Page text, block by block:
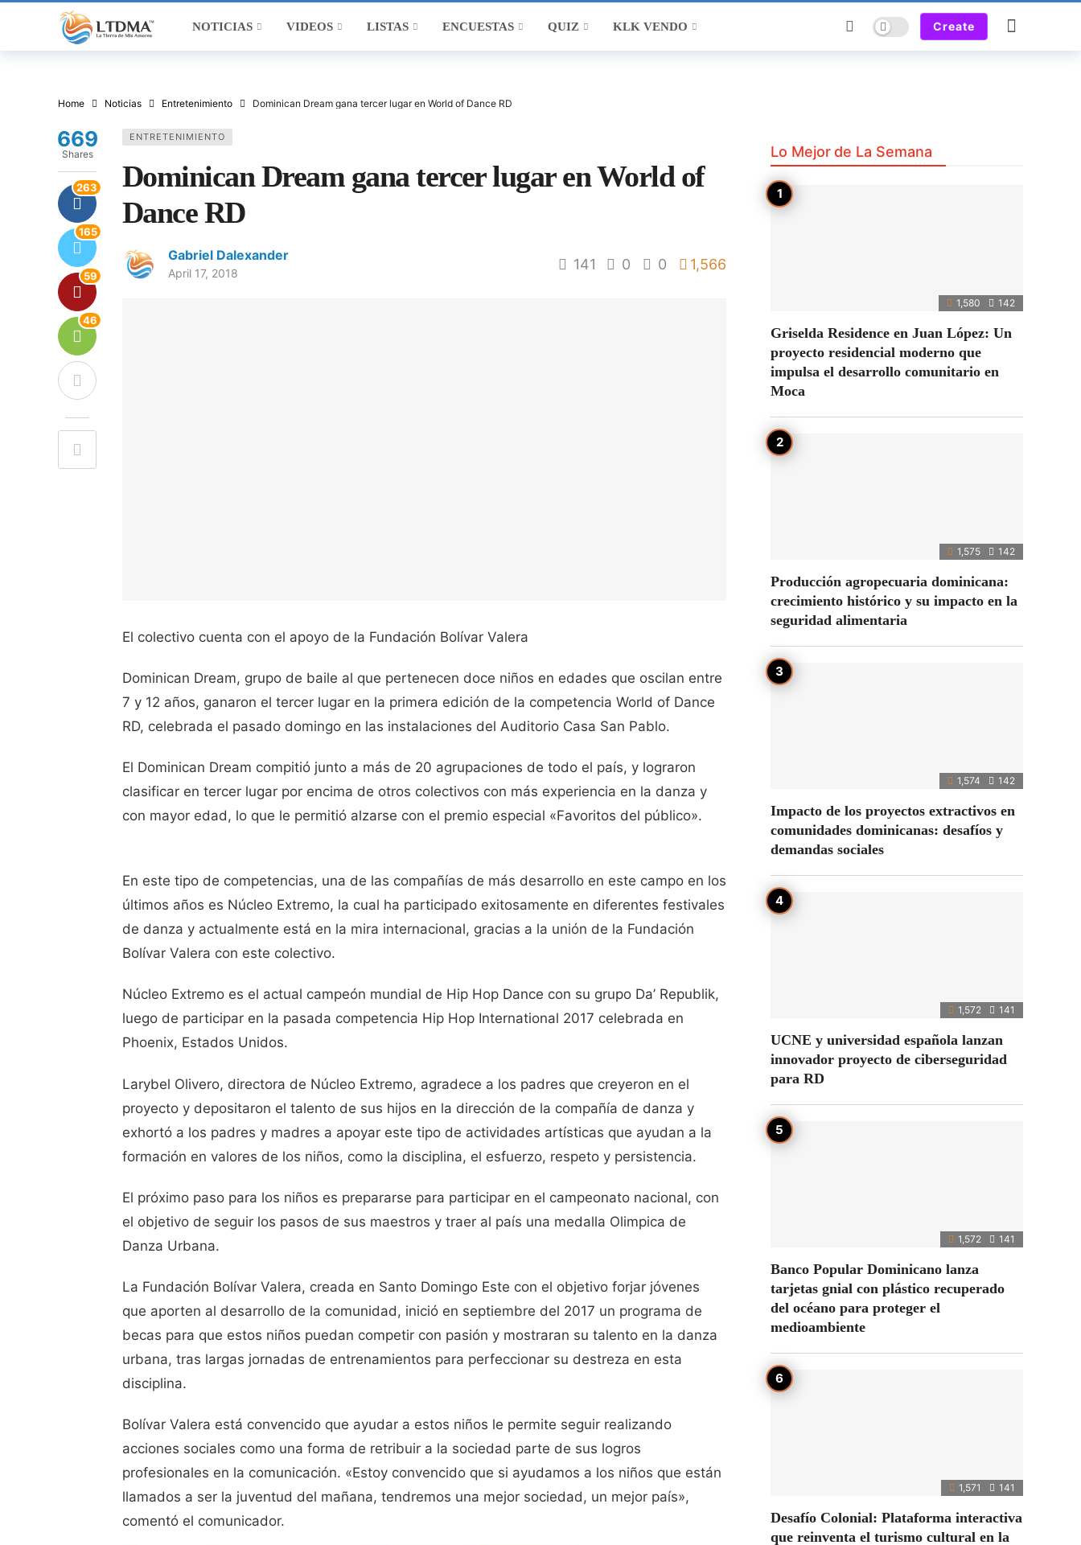
NOTICIAS VIDEOS LISTAS ENCUESTAS QUIZ KLK VENDO Dark mode Create
Home Noticias Entretenimiento Dominican Dream gana tercer lugar en World of Dance RD
ENTRETENIMIENTO
Dominican Dream gana tercer lugar en World of
Dance RD
Gabriel Dalexander
April 17, 2018
141 0 0 1,566
669
Shares
263
165
59
46
El colectivo cuenta con el apoyo de la Fundación Bolívar Valera
Dominican Dream, grupo de baile al que pertenecen doce niños en edades que oscilan entre
7 y 12 años, ganaron el tercer lugar en la primera edición de la competencia World of Dance
RD, celebrada el pasado domingo en las instalaciones del Auditorio Casa San Pablo.
El Dominican Dream compitió junto a más de 20 agrupaciones de todo el país, y lograron
clasificar en tercer lugar por encima de otros colectivos con más experiencia en la danza y
con mayor edad, lo que le permitió alzarse con el premio especial «Favoritos del público».
En este tipo de competencias, una de las compañías de más desarrollo en este campo en los
últimos años es Núcleo Extremo, la cual ha participado exitosamente en diferentes festivales
de danza y actualmente está en la mira internacional, gracias a la unión de la Fundación
Bolívar Valera con este colectivo.
Núcleo Extremo es el actual campeón mundial de Hip Hop Dance con su grupo Da’ Republik,
luego de participar en la pasada competencia Hip Hop International 2017 celebrada en
Phoenix, Estados Unidos.
Larybel Olivero, directora de Núcleo Extremo, agradece a los padres que creyeron en el
proyecto y depositaron el talento de sus hijos en la dirección de la compañía de danza y
exhortó a los padres y madres a apoyar este tipo de actividades artísticas que ayudan a la
formación en valores de los niños, como la disciplina, el esfuerzo, respeto y persistencia.
El próximo paso para los niños es prepararse para participar en el campeonato nacional, con
el objetivo de seguir los pasos de sus maestros y traer al país una medalla Olimpica de
Danza Urbana.
La Fundación Bolívar Valera, creada en Santo Domingo Este con el objetivo forjar jóvenes
que aporten al desarrollo de la comunidad, inició en septiembre del 2017 un programa de
becas para que estos niños puedan competir con pasión y mostraran su talento en la danza
urbana, tras largas jornadas de entrenamientos para perfeccionar su destreza en esta
disciplina.
Bolívar Valera está convencido que ayudar a estos niños le permite seguir realizando
acciones sociales como una forma de retribuir a la sociedad parte de sus logros
profesionales en la comunicación. «Estoy convencido que si ayudamos a los niños que están
llamados a ser la juventud del mañana, tendremos una mejor sociedad, un mejor país»,
comentó el comunicador.
Lo Mejor de La Semana
1,580 142
Griselda Residence en Juan López: Un
proyecto residencial moderno que
impulsa el desarrollo comunitario en
Moca
1,575 142
Producción agropecuaria dominicana:
crecimiento histórico y su impacto en la
seguridad alimentaria
1,574 142
Impacto de los proyectos extractivos en
comunidades dominicanas: desafíos y
demandas sociales
1,572 141
UCNE y universidad española lanzan
innovador proyecto de ciberseguridad
para RD
1,572 141
Banco Popular Dominicano lanza
tarjetas gnial con plástico recuperado
del océano para proteger el
medioambiente
1,571 141
Desafío Colonial: Plataforma interactiva
que reinventa el turismo cultural en la